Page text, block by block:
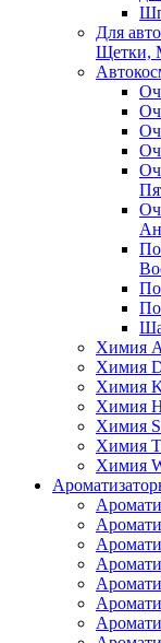
Для
Щетки,
Химия
Химия
Химия
Химия
Химия
Химия
Химия